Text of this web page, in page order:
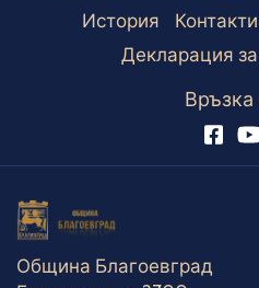
История
Контакти
Декларация
Връзка
Община Благоевград